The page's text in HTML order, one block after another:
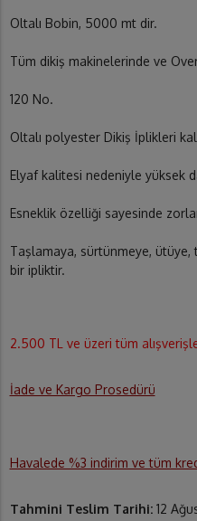
Oltalı Bobin, 5000 mt dir.
Tüm dikiş makinelerinde ve
120 No.
Oltalı polyester Dikiş İplikleri
Elyaf kalitesi nedeniyle yüksek
Esneklik özelliği sayesinde
Taşlamaya, sürtünmeye, ütüye,
bir ipliktir.
2.500 TL ve üzeri tüm
İade ve Kargo Prosedürü
Havalede %3 indirim ve tüm
Tahmini Teslim Tarihi: 12